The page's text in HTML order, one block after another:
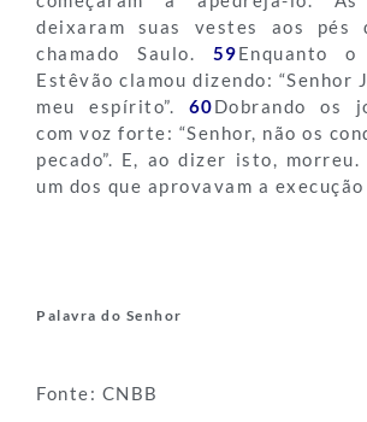
deixaram suas vestes aos pés
chamado Saulo. 59Enquanto o
Estêvão clamou dizendo: “Senhor
meu espírito”. 60Dobrando os
com voz forte: “Senhor, não os
pecado”. E, ao dizer isto,
um dos que aprovavam a
Palavra do Senhor
Fonte: CNBB